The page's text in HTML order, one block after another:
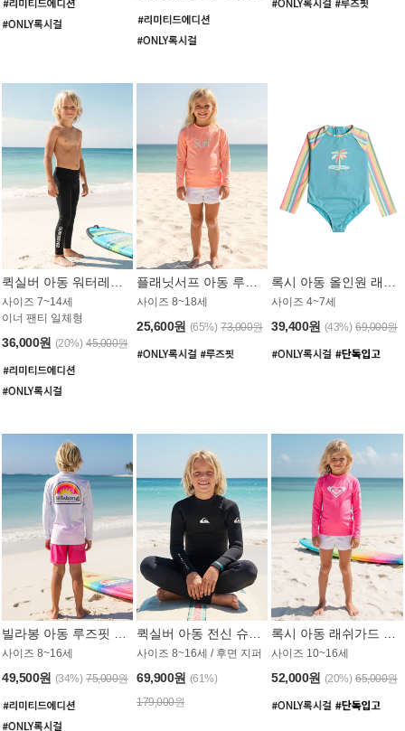
사이즈 7~14세
이너 팬티 일체형
36,000원 (20%) 45,000원
사이즈 8~18세
25,600원 (65%) 73,000원
사이즈 4~7세
39,400원 (43%) 69,000원
사이즈 8~16세
49,500원 (34%) 75,000원
사이즈 8~16세 / 후면 지퍼
69,900원 (61%)
179,000원
사이즈 10~16세
52,000원 (20%) 65,000원